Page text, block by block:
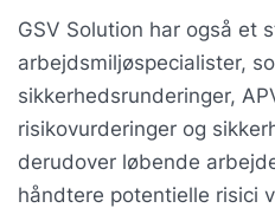
GSV Solution har også et
arbejdsmiljøspecialister,
sikkerhedsrunderinger,
risikovurderinger og
derudover løbende
håndtere potentielle risici